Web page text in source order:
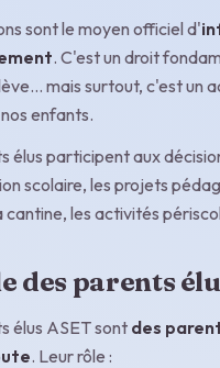
sont le moyen officiel d'
. C'est un droit
mais surtout, c'est un
enfants.
élus participent aux
scolaire, les projets
cantine, les activités
des parents
élus ASET sont des
. Leur rôle :